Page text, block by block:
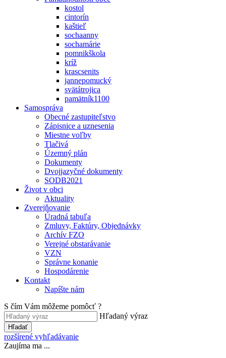
kostol
cintorín
kaštieľ
sochaanny
sochamárie
pomnikškola
kríž
krascsenits
jannepomucký
svätátrojica
pamätník1100
Samospráva
Obecné zastupiteľstvo
Zápisnice a uznesenia
Miestne voľby
Tlačivá
Územný plán
Dokumenty
Dvojjazyčné dokumenty
SODB2021
Život v obci
Aktuality
Zverejňovanie
Úradná tabuľa
Zmluvy, Faktúry, Objednávky
Archív FZO
Verejné obstarávanie
VZN
Správne konanie
Hospodárenie
Kontakt
Napíšte nám
S čím Vám môžeme pomôcť ?
Hľadaný výraz
Hľadať
rozšírené vyhľadávanie
Zaujíma ma ...